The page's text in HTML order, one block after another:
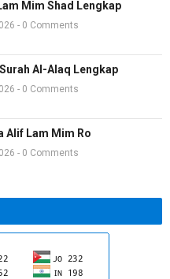
Karin
of Pearl
Sangat bermanfaat. …
panduan yg sangat je…
Mim Shad Lengkap
- 0 Comments
Al-Alaq Lengkap
- 0 Comments
Alif Lam Mim Ro
- 0 Comments